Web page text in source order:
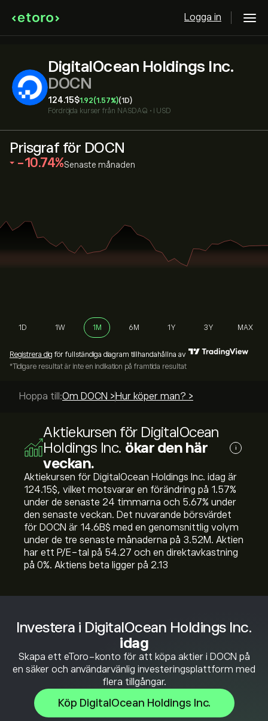
Logga in
DigitalOcean Holdings Inc.
DOCN
124.15‎$‎1.92(1.57%)(1D)
Fördröjda kurser från NASDAQ • i USD
Investera i DigitalOcean Holdings Inc.
idag
Skapa ett eToro-konto för att köpa aktier i DOCN på
en säker och användarvänlig investeringsplattform med
flera tillgångar.
Köp DigitalOcean Holdings Inc.
Prisgraf för DOCN
‎-10.74‎ Senaste månaden
1D 1W 1M 6M 1Y 3Y MAX
Registrera dig för fullständiga diagram tillhandahållna av
*Tidigare resultat är inte en indikation på framtida resultat
Hoppa till:Om DOCN > Hur köper man? >
Aktiekursen för DigitalOcean
Holdings Inc. ökar den här
veckan.
i
Aktiekursen för DigitalOcean Holdings Inc. idag är
124.15‎$‎, vilket motsvarar en förändring på ‎1.57‎%
under de senaste 24 timmarna och ‎5.67‎% under
den senaste veckan. Det nuvarande börsvärdet
för DOCN är 14.6B‎$‎ med en genomsnittlig volym
under de tre senaste månaderna på 3.52M. Aktien
har ett P/E-tal på 54.27 och en direktavkastning
på 0%. Aktiens beta ligger på 2.13